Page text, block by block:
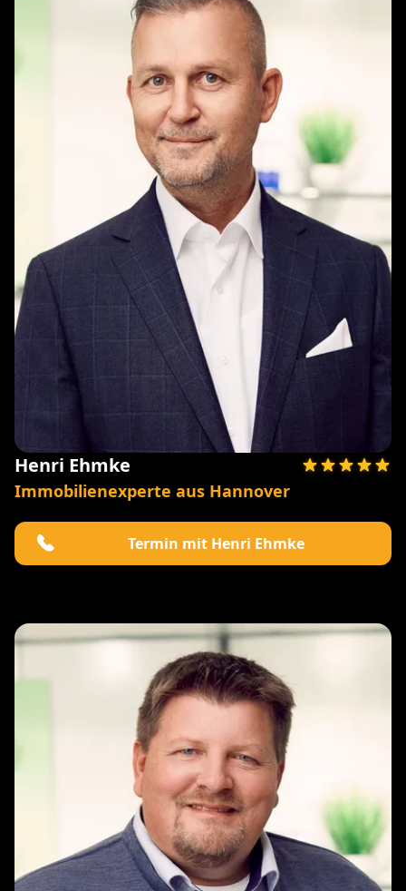
Henri Ehmke
Immobilienexperte aus Hannover
Termin mit Henri Ehmke